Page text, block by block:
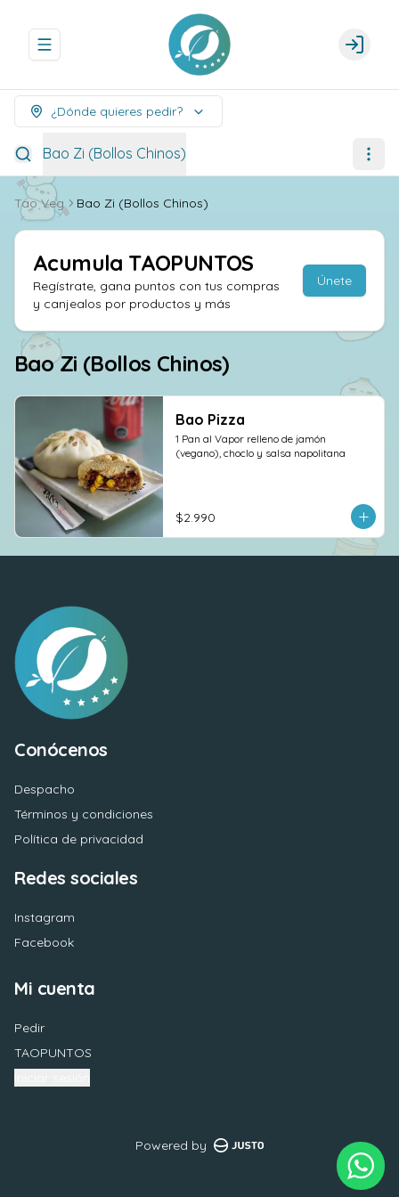
Abrir menu de navegación Login
¿Dónde quieres pedir?
Bao Zi (Bollos Chinos)
Tao Veg Bao Zi (Bollos Chinos)
Acumula TAOPUNTOS
Regístrate, gana puntos con tus compras
y canjealos por productos y más
Únete
Bao Zi (Bollos Chinos)
Bao Pizza
1 Pan al Vapor relleno de jamón
(vegano), choclo y salsa napolitana
$2.990
Conócenos
Despacho
Términos y condiciones
Política de privacidad
Redes sociales
Instagram
Facebook
Mi cuenta
Pedir
TAOPUNTOS
Powered by